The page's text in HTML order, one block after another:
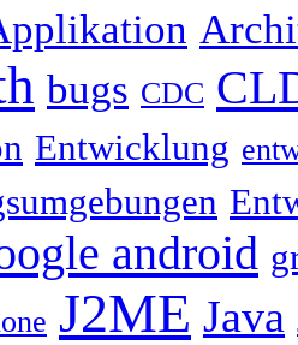
bugs CDC
Entwicklung
android
J2ME Java